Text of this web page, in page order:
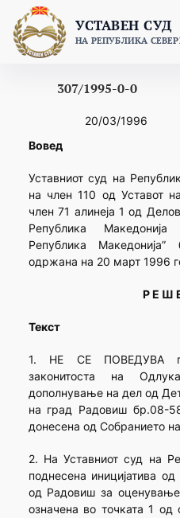
content
УСТАВЕН СУД
НА РЕПУБЛИКА
307/1995-0-0
20/03/1996
Вовед
Уставниот суд на
на член 110 од Уставот
член 71 алинеја 1 од
Република
Република
одржана на 20 март 1996
Р Е Ш
Текст
1. НЕ СЕ ПОВЕДУВА
законитоста на
дополнување на дел од
на град Радовиш бр.08-
донесена од Собранието
2. На Уставниот суд на
поднесена иницијатива
од Радовиш за оценување
означена во точката 1